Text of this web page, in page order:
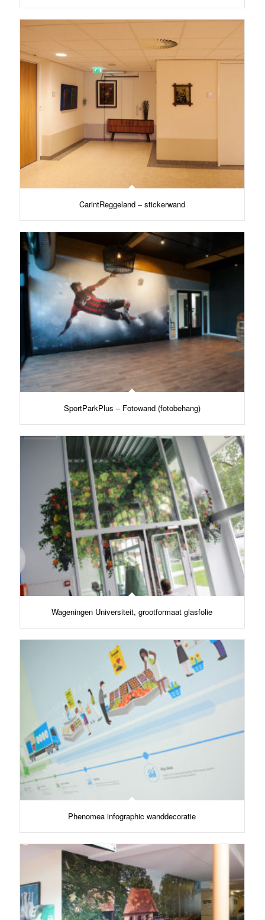
CarintReggeland – stickerwand
SportParkPlus – Fotowand (fotobehang)
Wageningen Universiteit, grootformaat glasfolie
Phenomea infographic wanddecoratie